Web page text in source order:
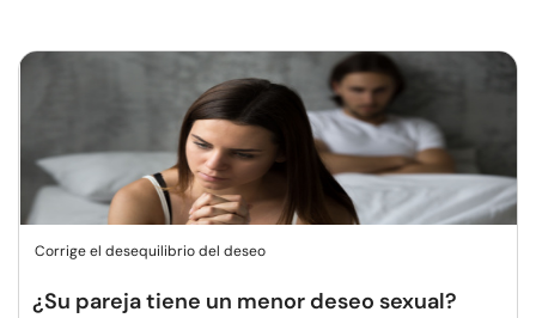
Corrige el desequilibrio del deseo
¿Su pareja tiene un menor deseo sexual?